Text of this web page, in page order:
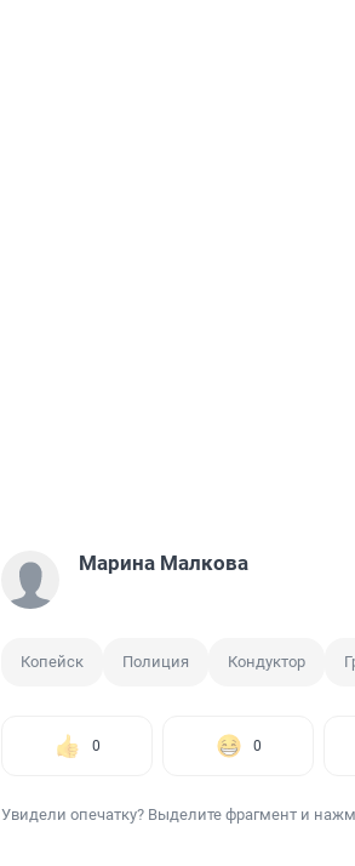
Марина Малкова
Копейск Полиция Кондуктор
0 0
Увидели опечатку? Выделите фрагмент и